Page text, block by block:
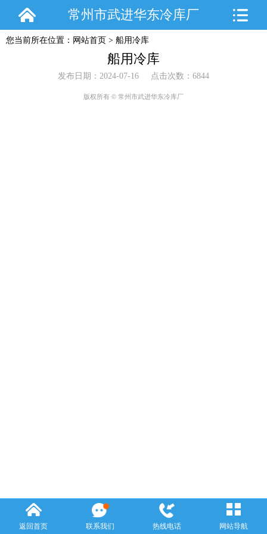
常州市武进华东冷库厂
您当前所在位置： 网站首页 > 船用冷库
船用冷库
发布日期：2024-07-16 点击次数：6844
版权所有 © 常州市武进华东冷库厂
返回首页 联系我们 热线电话 网站导航